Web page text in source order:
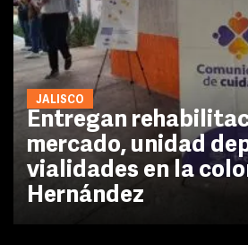
JALISCO
Entregan
mercado, unidad
vialidades en la
Hernández